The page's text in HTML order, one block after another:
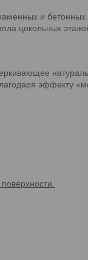
и бетонных
цокольных
эффекту